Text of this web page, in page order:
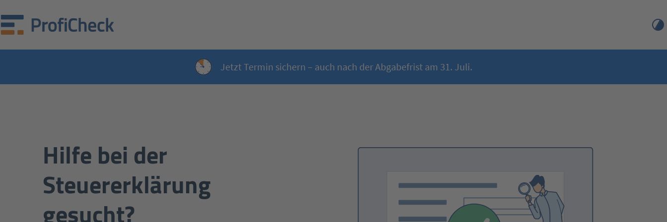
Jetzt Termin sichern – auch nach der Abgabefrist am 31. Juli.
Hilfe bei der
Steuererklärung